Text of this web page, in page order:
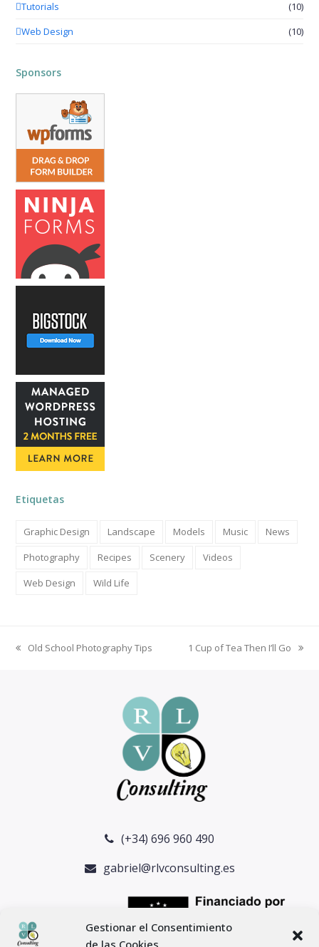
Gestionar el Consentimiento
de las Cookies
Tutorials
(10)
Web Design
(10)
Sponsors
Etiquetas
Graphic Design Landscape Models Music
News
Photography
Recipes Scenery
Videos
Web Design
Wild Life
previous
Old School Photography Tips
next
1 Cup of Tea Then I’ll Go
(+34) 696 960 490
gabriel@rlvconsulting.es